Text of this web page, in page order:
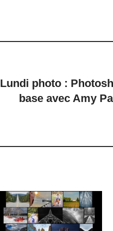
Lundi photo :
base avec Amy